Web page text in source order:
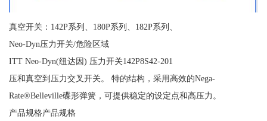
真空开关：142P系列、180P系列、182P系列、
Neo-Dyn压力开关/危险区域
ITT Neo-Dyn(纽达因) 压力开关142P8S42-201
压和真空到压力交叉开关。 特的结构，采用高效的Nega-
Rate®Belleville碟形弹簧，可提供稳定的设定点和高压力。
产品规格产品规格